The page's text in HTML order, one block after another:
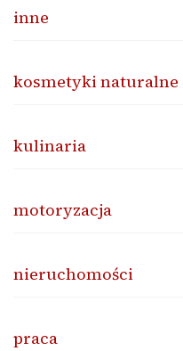
inne
kosmetyki naturalne
kulinaria
motoryzacja
nieruchomości
praca